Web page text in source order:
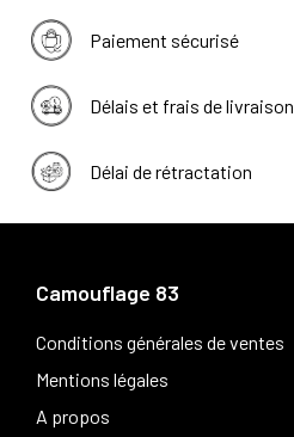
Paiement sécurisé
Délais et frais de livraison
Délai de rétractation
Camouflage 83
Conditions générales de ventes
Mentions légales
A propos